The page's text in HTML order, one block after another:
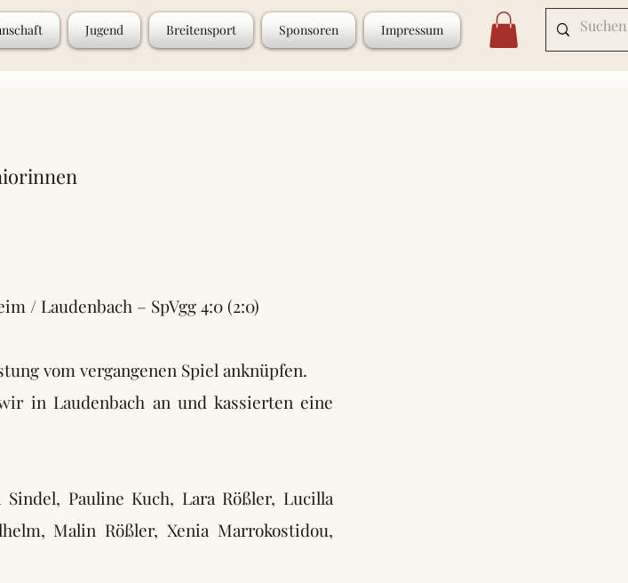
Jugend Breitensport Sponsoren Impressum
/ Laudenbach – SpVgg 4:0 (2:0)
vom vergangenen Spiel anknüpfen.
in Laudenbach an und kassierten eine
Pauline Kuch, Lara Rößler, Lucilla
Malin Rößler, Xenia Marrokostidou,